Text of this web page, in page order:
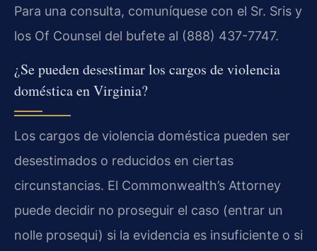
Para una consulta, comuníquese con el Sr. Sris y
los Of Counsel del bufete al (888) 437-7747.
¿Se pueden desestimar los cargos de violencia
doméstica en Virginia?
Los cargos de violencia doméstica pueden ser
desestimados o reducidos en ciertas
circunstancias. El Commonwealth’s Attorney
puede decidir no proseguir el caso (entrar un
nolle prosequi) si la evidencia es insuficiente o si